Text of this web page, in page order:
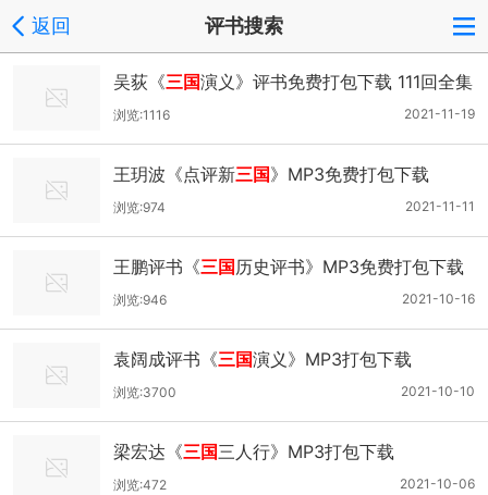
返回 评书搜索
吴荻《三国演义》评书免费打包下载 111回全集
现场版
2021-11-19
浏览:1116
王玥波《点评新三国》MP3免费打包下载
2021-11-11
浏览:974
王鹏评书《三国历史评书》MP3免费打包下载
40回全集
2021-10-16
浏览:946
袁阔成评书《三国演义》MP3打包下载
2021-10-10
浏览:3700
梁宏达《三国三人行》MP3打包下载
2021-10-06
浏览:472